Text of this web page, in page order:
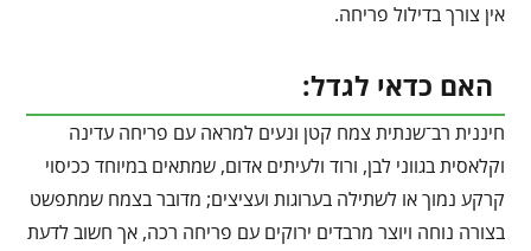
אין צורך בדילול פריחה.
האם כדאי לגדל:
חיננית רב־שנתית צמח קטן ונעים למראה עם פריחה עדינה
וקלאסית בגווני לבן, ורוד ולעיתים אדום, שמתאים במיוחד ככיסוי
קרקע נמוך או לשתילה בערוגות ועציצים; מדובר בצמח שמתפשט
בצורה נוחה ויוצר מרבדים ירוקים עם פריחה רכה, אך חשוב לדעת